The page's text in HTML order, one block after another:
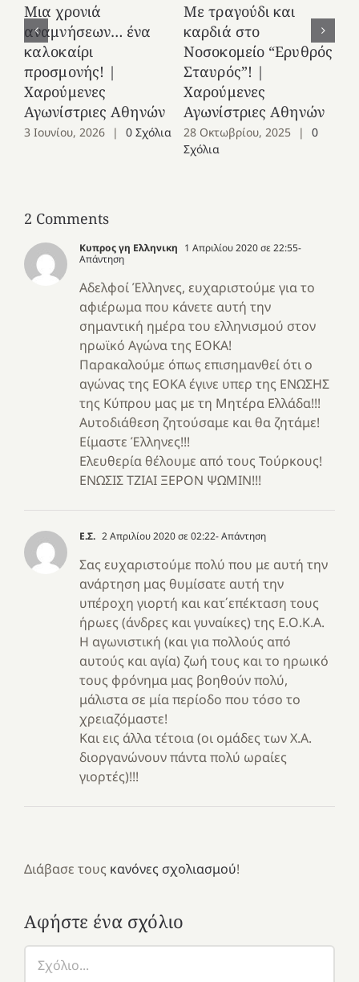
Μια χρονιά
αναμνήσεων… ένα
καλοκαίρι
προσμονής! |
Χαρούμενες
Αγωνίστριες Αθηνών
3 Ιουνίου, 2026 | 0 Σχόλια
Με τραγούδι και
καρδιά στο
Νοσοκομείο “Ερυθρός
Σταυρός”! |
Χαρούμενες
Αγωνίστριες Αθηνών
28 Οκτωβρίου, 2025 |
0
Σχόλια
2 Comments
Κυπρος γη Ελληνικη 1 Απριλίου 2020 σε 22:55-
Απάντηση
Αδελφοί Έλληνες, ευχαριστούμε για το
αφιέρωμα που κάνετε αυτή την
σημαντική ημέρα του ελληνισμού στον
ηρωϊκό Αγώνα της ΕΟΚΑ!
Παρακαλούμε όπως επισημανθεί ότι ο
αγώνας της ΕΟΚΑ έγινε υπερ της ΕΝΩΣΗΣ
της Κύπρου μας με τη Μητέρα Ελλάδα!!!
Αυτοδιάθεση ζητούσαμε και θα ζητάμε!
Είμαστε Έλληνες!!!
Ελευθερία θέλουμε από τους Τούρκους!
ΕΝΩΣΙΣ ΤΖΙΑΙ ΞΕΡΟΝ ΨΩΜΙΝ!!!
E.Σ. 2 Απριλίου 2020 σε 02:22- Απάντηση
Σας ευχαριστούμε πολύ που με αυτή την
ανάρτηση μας θυμίσατε αυτή την
υπέροχη γιορτή και κατ΄επέκταση τους
ήρωες (άνδρες και γυναίκες) της Ε.Ο.Κ.Α.
Η αγωνιστική (και για πολλούς από
αυτούς και αγία) ζωή τους και το ηρωικό
τους φρόνημα μας βοηθούν πολύ,
μάλιστα σε μία περίοδο που τόσο το
χρειαζόμαστε!
Και εις άλλα τέτοια (οι ομάδες των Χ.Α.
διοργανώνουν πάντα πολύ ωραίες
γιορτές)!!!
Διάβασε τους κανόνες σχολιασμού!
Αφήστε ένα σχόλιο